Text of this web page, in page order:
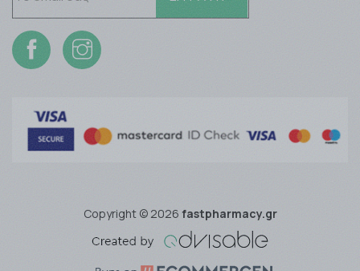
Copyright © 2026 fastpharmacy.gr